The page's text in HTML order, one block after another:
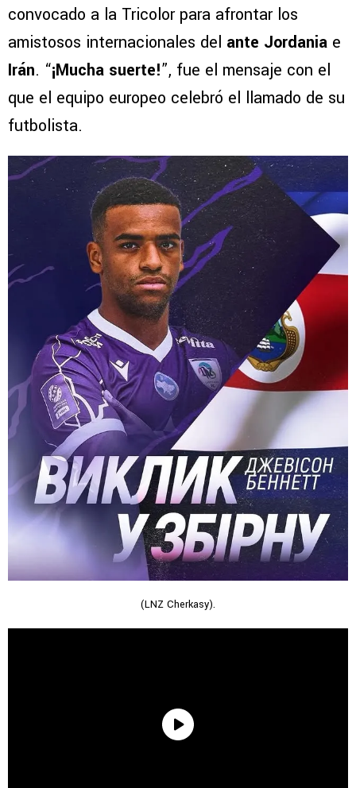
convocado a la Tricolor para afrontar los
amistosos internacionales del ante Jordania e
Irán. “¡Mucha suerte!”, fue el mensaje con el
que el equipo europeo celebró el llamado de su
futbolista.
(LNZ Cherkasy).